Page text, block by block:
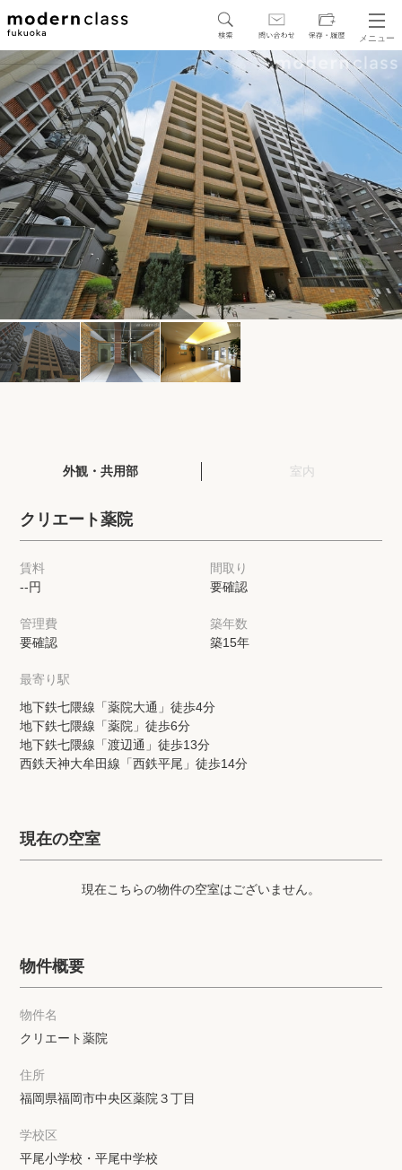
メニュー
SEARCH
地図から探す 駅・路線から探す
区から探す
人気エリアから探す
アクセスランキング
保存した検索条件
店舗・スタッフ紹介
希望条件を伝えてプロに探してもらう
来店予約
各種お問い合わせ
高級賃貸物件コラム modern classについて
高級賃貸物件トピック 会社概要
商標について
外観・共用部 室内
クリエート薬院
賃料
--円
間取り
要確認
管理費
要確認
築年数
築15年
最寄り駅
地下鉄七隈線「薬院大通」徒歩4分
地下鉄七隈線「薬院」徒歩6分
地下鉄七隈線「渡辺通」徒歩13分
西鉄天神大牟田線「西鉄平尾」徒歩14分
現在の空室
現在こちらの物件の空室はございません。
物件概要
物件名
クリエート薬院
住所
福岡県福岡市中央区薬院３丁目
学校区
平尾小学校・平尾中学校